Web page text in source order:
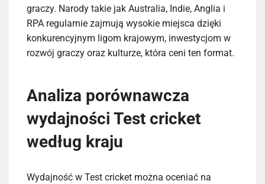
graczy. Narody takie jak Australia, Indie, Anglia i
RPA regularnie zajmują wysokie miejsca dzięki
konkurencyjnym ligom krajowym, inwestycjom w
rozwój graczy oraz kulturze, która ceni ten format.
Analiza porównawcza
wydajności Test cricket
według kraju
Wydajność w Test cricket można oceniać na